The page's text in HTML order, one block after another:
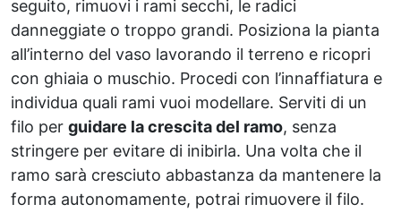
seguito, rimuovi i rami secchi, le radici
danneggiate o troppo grandi. Posiziona la pianta
all’interno del vaso lavorando il terreno e ricopri
con ghiaia o muschio. Procedi con l’innaffiatura e
individua quali rami vuoi modellare. Serviti di un
filo per guidare la crescita del ramo, senza
stringere per evitare di inibirla. Una volta che il
ramo sarà cresciuto abbastanza da mantenere la
forma autonomamente, potrai rimuovere il filo.